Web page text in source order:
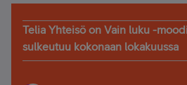
Telia Yhteisö on Vain luku -
sulkeutuu kokonaan lokakuussa